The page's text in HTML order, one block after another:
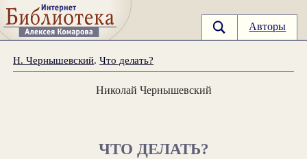
Авторы
Н. Чернышевский.Что делать?
Николай Чернышевский
ЧТО ДЕЛАТЬ?